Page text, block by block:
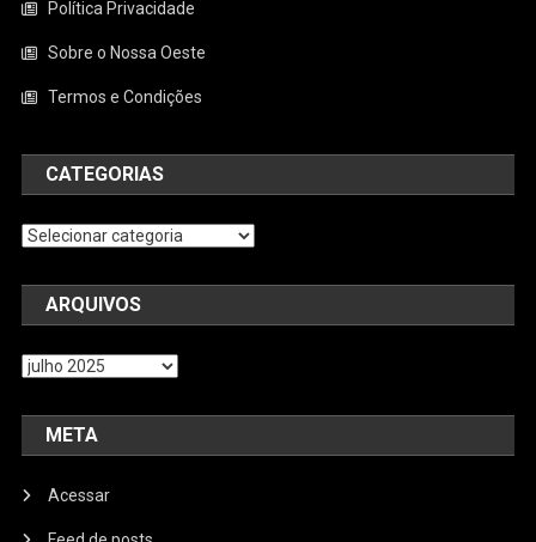
Política Privacidade
Sobre o Nossa Oeste
Termos e Condições
CATEGORIAS
Categorias
ARQUIVOS
Arquivos
META
Acessar